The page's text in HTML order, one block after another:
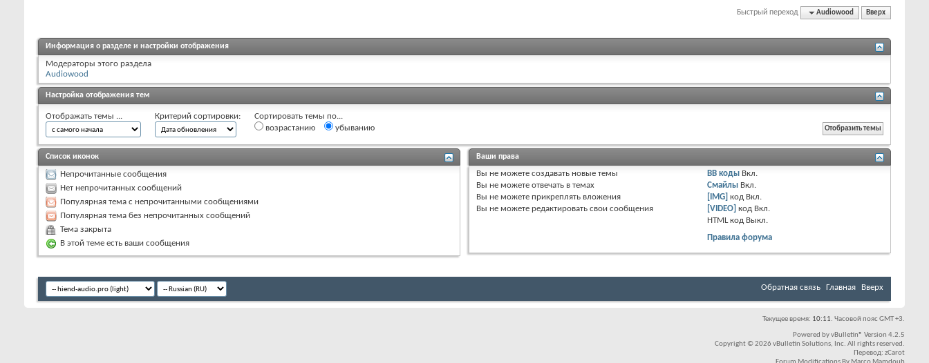
Быстрый переход Audiowood Вверх
Информация о разделе и настройки отображения
Модераторы этого раздела
Audiowood
Настройка отображения тем
Отображать темы ... Критерий сортировки:
Сортировать темы по...
возрастанию
убыванию
Список иконок
Непрочитанные сообщения
Нет непрочитанных сообщений
Популярная тема с непрочитанными сообщениями
Популярная тема без непрочитанных сообщений
Тема закрыта
В этой теме есть ваши сообщения
Ваши права
Вы не можете создавать новые темы
Вы не можете отвечать в темах
Вы не можете прикреплять вложения
Вы не можете редактировать свои сообщения
BB коды Вкл.
Смайлы Вкл.
[IMG] код Вкл.
[VIDEO] код Вкл.
HTML код Выкл.
Правила форума
Обратная связь Главная Вверх
Текущее время: 10:11. Часовой пояс GMT +3.
Powered byvBulletin® Version 4.2.5
Copyright © 2026 vBulletin Solutions, Inc. All rights reserved.
Перевод: zCarot